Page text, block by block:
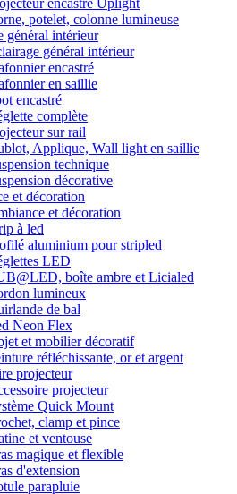
encastré Uplight
potelet, colonne lumineuse
général intérieur
général intérieur
encastré
en saillie
encastré
complète
sur rail
Applique, Wall light en saillie
technique
décorative
et décoration
et décoration
à led
aluminium pour stripled
LED
boîte ambre et Licialed
lumineux
de bal
Neon Flex
et mobilier décoratif
réfléchissante, or et argent
projecteur
projecteur
Quick Mount
clamp et pince
et ventouse
magique et flexible
d'extension
parapluie